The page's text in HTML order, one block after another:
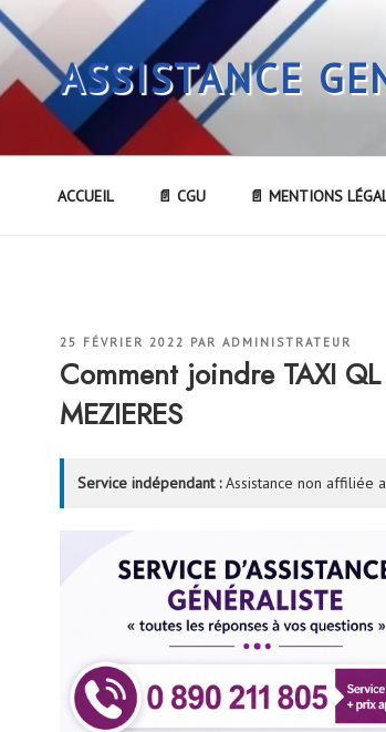
ASSISTANCE
ACCUEIL 📄 CGU 📄 MENTIONS
PUBLIÉ
25 FÉVRIER 2022 PAR ADMINISTRATEUR
Comment joindre TAXI QL
MEZIERES
Service indépendant :Assistance non affiliée